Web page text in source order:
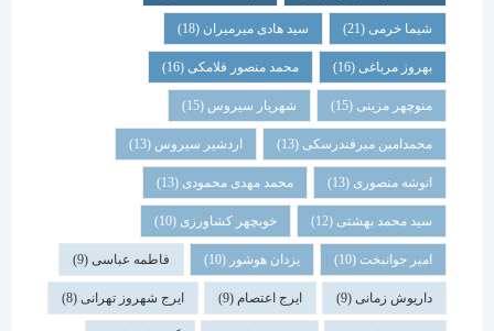
شیما خرمی(21) سید هادی میرمیران(18)
بهروز مرباغی (16) محمد منصور فلامکی (16)
منوچهر مزینی(15) شهریار سیروس(15)
محمدامین میرفندرسکی(13) اردشیر سیروس(13)
انوشه منصوری(13) محمد مهدی محمودی(13)
سید محمد بهشتی(12) خوبچهر کشاورزی(10)
امیر جوانبخت(10) یزدان هوشور(10) فاطمه عباسی(9)
داریوش زمانی(9) ایرج اعتصام(9) ایرج شهروز تهرانی(8)